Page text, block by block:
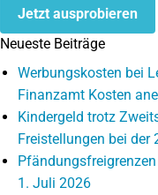
Jetzt ausprobieren
Neueste Beiträge
Werbungskosten bei
Finanzamt Kosten
Kindergeld trotz
Freistellungen bei der
1. Juli 2026